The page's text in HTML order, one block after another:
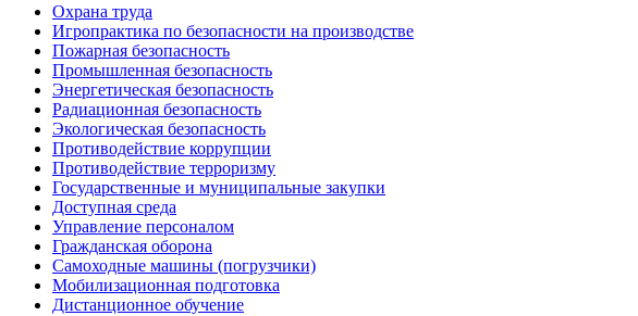
Охрана труда
Игропрактика по безопасности на производстве
Пожарная безопасность
Промышленная безопасность
Энергетическая безопасность
Радиационная безопасность
Экологическая безопасность
Противодействие коррупции
Противодействие терроризму
Государственные и муниципальные закупки
Доступная среда
Управление персоналом
Гражданская оборона
Самоходные машины (погрузчики)
Мобилизационная подготовка
Дистанционное обучение